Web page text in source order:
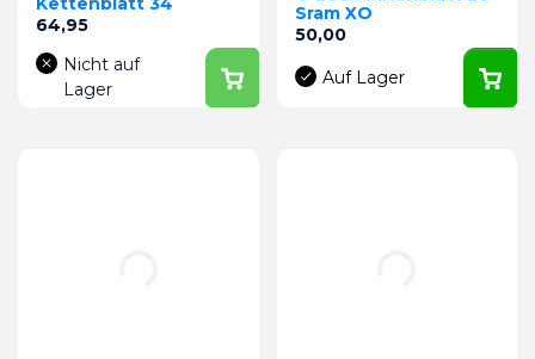
Preis
64,95
Nicht auf
Lager
Sram XO
Preis
50,00
Auf Lager